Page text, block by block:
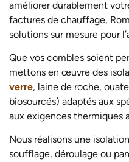
améliorer durablement
factures de chauffage,
solutions sur mesure pour
Que vos combles soient
mettons en œuvre des
verre, laine de roche,
biosourcés) adaptés aux
aux exigences thermiques
Nous réalisons une
soufflage, déroulage ou